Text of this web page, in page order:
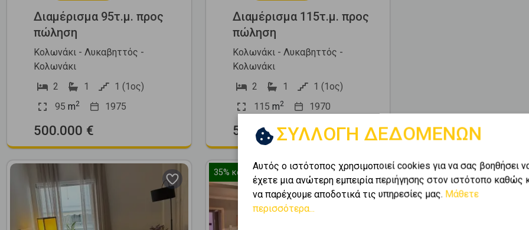
Διαμέρισμα 95τ.μ. προς
πώληση
Κολωνάκι - Λυκαβηττός -
Κολωνάκι
2
1
1 (1ος)
95 m2 1975
500.000 €
Διαμέρισμα 115τ.μ. προς
πώληση
Κολωνάκι - Λυκαβηττός -
Κολωνάκι
2
1
1 (1ος)
115 m2 1970
590.000 €
35% κάτω από τη μέση τιμή
ΣΥΛΛΟΓΗ ΔΕΔΟΜΕΝΩΝ
Αυτός ο ιστότοπος χρησιμοποιεί cookies για να σας βοηθήσει
έχετε μια ανώτερη εμπειρία περιήγησης στον ιστότοπο καθώς
να παρέχουμε αποδοτικά τις υπηρεσίες μας. Μάθετε
περισσότερα...